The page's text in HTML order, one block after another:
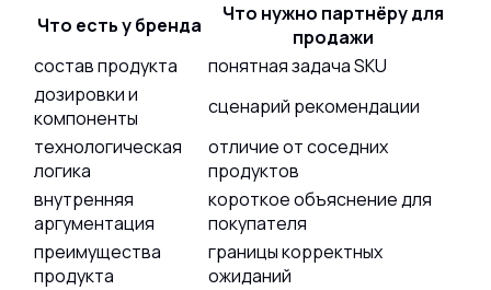
Что есть у бренда
Что нужно партнёру для
продажи
состав продукта
понятная задача SKU
дозировки и
компоненты
сценарий рекомендации
технологическая
логика
отличие от соседних
продуктов
внутренняя
аргументация
короткое объяснение для
покупателя
преимущества
продукта
границы корректных
ожиданий